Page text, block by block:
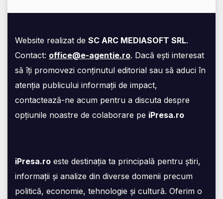
Website realizat de SC ARC MEDIASOFT SRL.
Contact: office@e-agentie.ro. Dacă ești interesat
să îți promovezi conținutul editorial sau să aduci în
atenția publicului informații de impact,
contactează-ne acum pentru a discuta despre
opțiunile noastre de colaborare pe iPresa.ro
iPresa.ro este destinația ta principală pentru știri,
informații și analize din diverse domenii precum
politică, economie, tehnologie și cultură. Oferim o